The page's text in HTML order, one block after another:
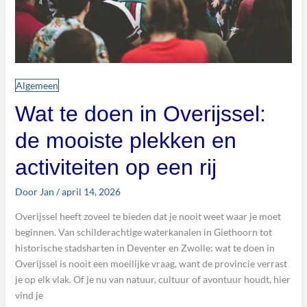
Algemeen
Wat te doen in Overijssel:
de mooiste plekken en
activiteiten op een rij
DoorJan /april 14, 2026
Overijssel heeft zoveel te bieden dat je nooit weet waar je moet
beginnen. Van schilderachtige waterkanalen in Giethoorn tot
historische stadsharten in Deventer en Zwolle: wat te doen in
Overijssel is nooit een moeilijke vraag, want de provincie verrast
je op elk vlak. Of je nu van natuur, cultuur of avontuur houdt, hier
vind je